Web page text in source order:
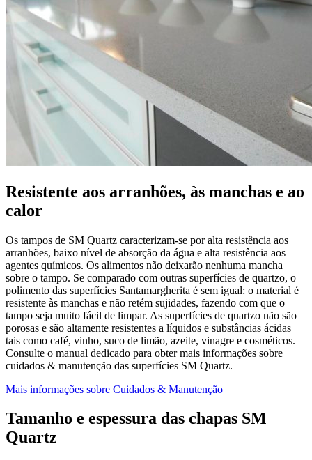
Resistente aos arranhões, às manchas e ao
calor
Os tampos de SM Quartz caracterizam-se por alta resistência aos
arranhões, baixo nível de absorção da água e alta resistência aos
agentes químicos. Os alimentos não deixarão nenhuma mancha
sobre o tampo. Se comparado com outras superfícies de quartzo, o
polimento das superfícies Santamargherita é sem igual: o material é
resistente às manchas e não retém sujidades, fazendo com que o
tampo seja muito fácil de limpar. As superfícies de quartzo não são
porosas e são altamente resistentes a líquidos e substâncias ácidas
tais como café, vinho, suco de limão, azeite, vinagre e cosméticos.
Consulte o manual dedicado para obter mais informações sobre
cuidados & manutenção das superfícies SM Quartz.
Mais informações sobre Cuidados & Manutenção
Tamanho e espessura das chapas SM
Quartz